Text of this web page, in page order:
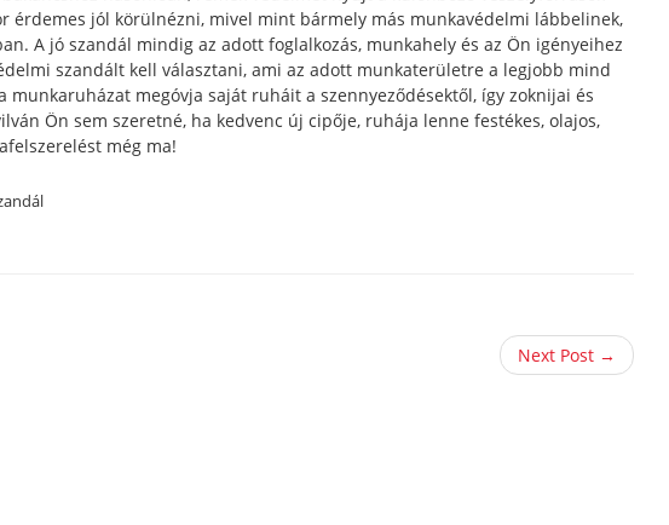
érdemes jól körülnézni, mivel mint bármely más munkavédelmi lábbelinek,
A jó szandál mindig az adott foglalkozás, munkahely és az Ön igényeihez
szandált kell választani, ami az adott munkaterületre a legjobb mind
megóvja saját ruháit a szennyeződésektől, így zoknijai és
Ön sem szeretné, ha kedvenc új cipője, ruhája lenne festékes, olajos,
még ma!
Next Post →